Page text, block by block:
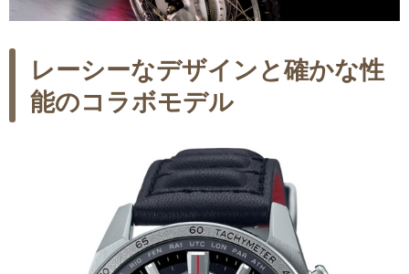
レーシーなデザインと確かな性
能のコラボモデル